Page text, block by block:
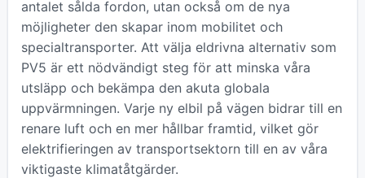
antalet sålda fordon, utan också om de nya
möjligheter den skapar inom mobilitet och
specialtransporter. Att välja eldrivna alternativ som
PV5 är ett nödvändigt steg för att minska våra
utsläpp och bekämpa den akuta globala
uppvärmningen. Varje ny elbil på vägen bidrar till en
renare luft och en mer hållbar framtid, vilket gör
elektrifieringen av transportsektorn till en av våra
viktigaste klimatåtgärder.